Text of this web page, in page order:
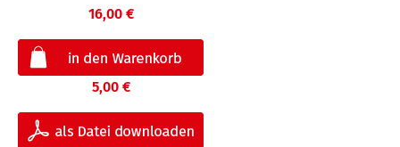
16,00 €
5,00 €